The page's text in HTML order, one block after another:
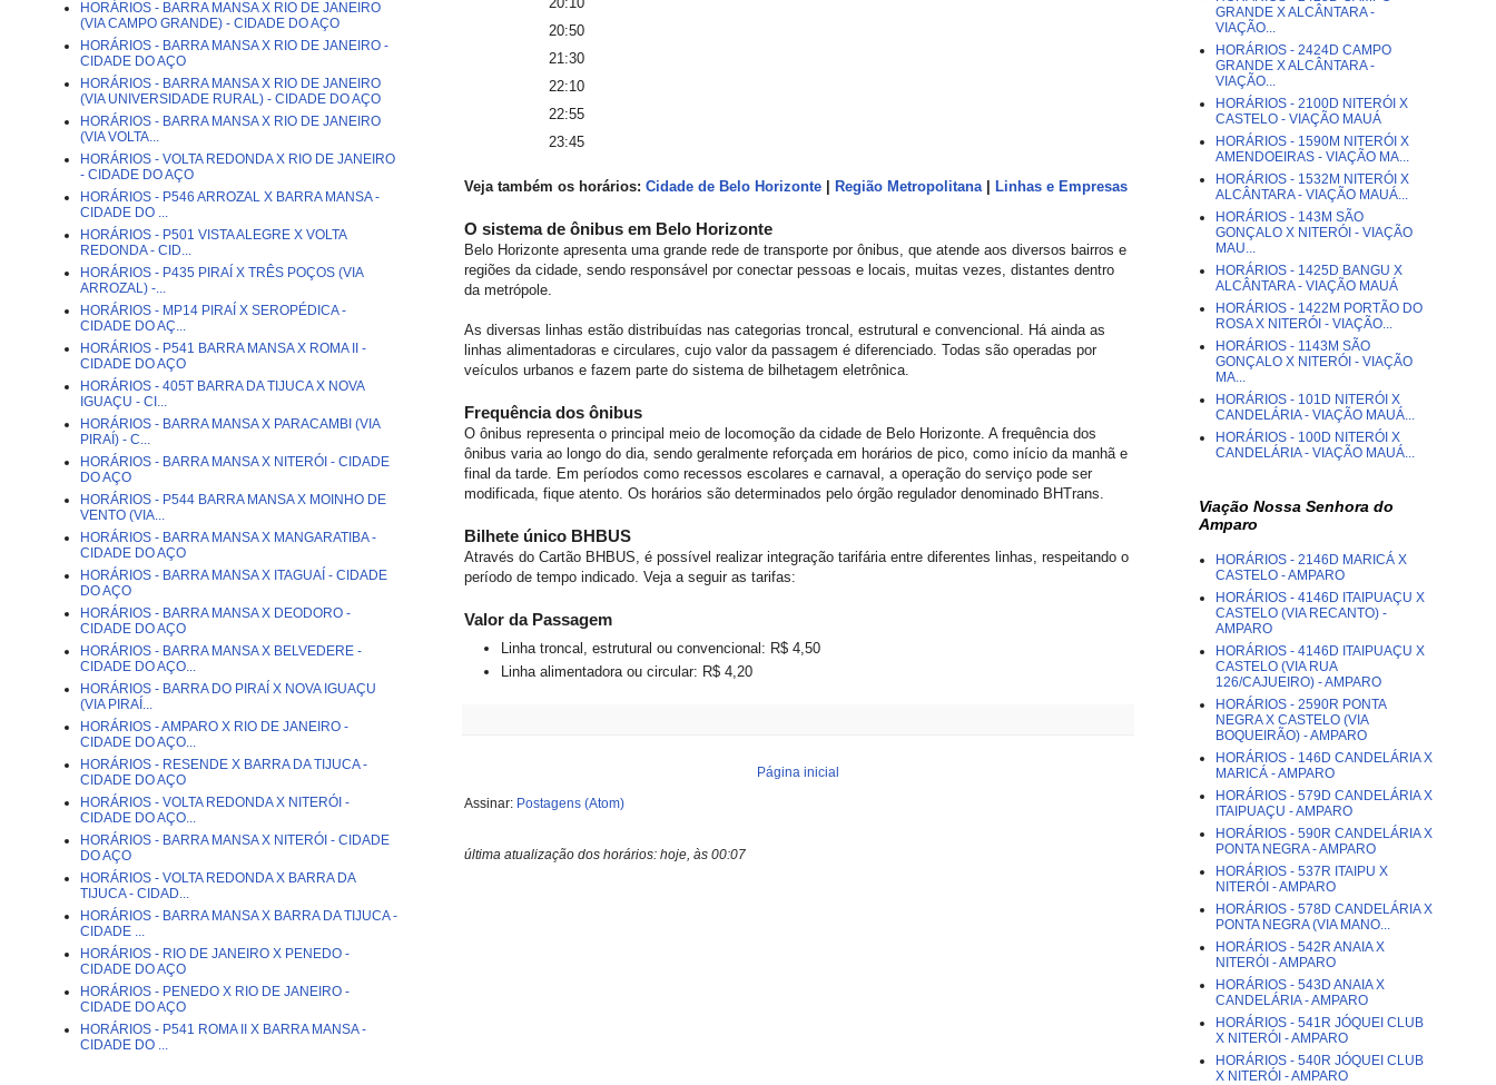
20:50
21:30
22:10
22:55
23:45
Veja também os horários: Cidade de Belo Horizonte Região Metropolitana| Linhas e Empresas
O sistema de ônibus em Belo Horizonte
Belo Horizonte apresenta uma grande rede de transporte por ônibus, que atende aos diversos bairros e
regiões da cidade, sendo responsável por conectar pessoas e locais, muitas vezes, distantes dentro
da metrópole.
As diversas linhas estão distribuídas nas categorias troncal, estrutural e convencional. Há ainda as
linhas alimentadoras e circulares, cujo valor da passagem é diferenciado. Todas são operadas por
veículos urbanos e fazem parte do sistema de bilhetagem eletrônica.
Frequência dos ônibus
O ônibus representa o principal meio de locomoção da cidade de Belo Horizonte. A frequência dos
ônibus varia ao longo do dia, sendo geralmente reforçada em horários de pico, como início da manhã e
final da tarde. Em períodos como recessos escolares e carnaval, a operação do serviço pode ser
modificada, fique atento. Os horários são determinados pelo órgão regulador denominado BHTrans.
Bilhete único BHBUS
Através do Cartão BHBUS, é possível realizar integração tarifária entre diferentes linhas, respeitando o
período de tempo indicado. Veja a seguir as tarifas:
Valor da Passagem
Linha troncal, estrutural ou convencional: R$ 4,50
Linha alimentadora ou circular: R$ 4,20
Página inicial
Assinar: Postagens (Atom)
última atualização dos horários: hoje, às 00:07
HORÁRIOS - BARRA MANSA X RIO DE JANEIRO
(VIA CAMPO GRANDE) - CIDADE DO AÇO
HORÁRIOS - BARRA MANSA X RIO DE JANEIRO -
CIDADE DO AÇO
HORÁRIOS - BARRA MANSA X RIO DE JANEIRO
(VIA UNIVERSIDADE RURAL) - CIDADE DO AÇO
HORÁRIOS - BARRA MANSA X RIO DE JANEIRO
(VIA VOLTA...
HORÁRIOS - VOLTA REDONDA X RIO DE JANEIRO
- CIDADE DO AÇO
HORÁRIOS - P546 ARROZAL X BARRA MANSA -
CIDADE DO ...
HORÁRIOS - P501 VISTA ALEGRE X VOLTA
REDONDA - CID...
HORÁRIOS - P435 PIRAÍ X TRÊS POÇOS (VIA
ARROZAL) -...
HORÁRIOS - MP14 PIRAÍ X SEROPÉDICA -
CIDADE DO AÇ...
HORÁRIOS - P541 BARRA MANSA X ROMA II -
CIDADE DO AÇO
HORÁRIOS - 405T BARRA DA TIJUCA X NOVA
IGUAÇU - CI...
HORÁRIOS - BARRA MANSA X PARACAMBI (VIA
PIRAÍ) - C...
HORÁRIOS - BARRA MANSA X NITERÓI - CIDADE
DO AÇO
HORÁRIOS - P544 BARRA MANSA X MOINHO DE
VENTO (VIA...
HORÁRIOS - BARRA MANSA X MANGARATIBA -
CIDADE DO AÇO
HORÁRIOS - BARRA MANSA X ITAGUAÍ - CIDADE
DO AÇO
HORÁRIOS - BARRA MANSA X DEODORO -
CIDADE DO AÇO
HORÁRIOS - BARRA MANSA X BELVEDERE -
CIDADE DO AÇO...
HORÁRIOS - BARRA DO PIRAÍ X NOVA IGUAÇU
(VIA PIRAÍ...
HORÁRIOS - AMPARO X RIO DE JANEIRO -
CIDADE DO AÇO...
HORÁRIOS - RESENDE X BARRA DA TIJUCA -
CIDADE DO AÇO
HORÁRIOS - VOLTA REDONDA X NITERÓI -
CIDADE DO AÇO...
HORÁRIOS - BARRA MANSA X NITERÓI - CIDADE
DO AÇO
HORÁRIOS - VOLTA REDONDA X BARRA DA
TIJUCA - CIDAD...
HORÁRIOS - BARRA MANSA X BARRA DA TIJUCA -
CIDADE ...
HORÁRIOS - RIO DE JANEIRO X PENEDO -
CIDADE DO AÇO
HORÁRIOS - PENEDO X RIO DE JANEIRO -
CIDADE DO AÇO
HORÁRIOS - P541 ROMA II X BARRA MANSA -
CIDADE DO ...
GRANDE X ALCÂNTARA -
VIAÇÃO...
HORÁRIOS - 2424D CAMPO
GRANDE X ALCÂNTARA -
VIAÇÃO...
HORÁRIOS - 2100D NITERÓI X
CASTELO - VIAÇÃO MAUÁ
HORÁRIOS - 1590M NITERÓI X
AMENDOEIRAS - VIAÇÃO MA...
HORÁRIOS - 1532M NITERÓI X
ALCÂNTARA - VIAÇÃO MAUÁ...
HORÁRIOS - 143M SÃO
GONÇALO X NITERÓI - VIAÇÃO
MAU...
HORÁRIOS - 1425D BANGU X
ALCÂNTARA - VIAÇÃO MAUÁ
HORÁRIOS - 1422M PORTÃO DO
ROSA X NITERÓI - VIAÇÃO...
HORÁRIOS - 1143M SÃO
GONÇALO X NITERÓI - VIAÇÃO
MA...
HORÁRIOS - 101D NITERÓI X
CANDELÁRIA - VIAÇÃO MAUÁ...
HORÁRIOS - 100D NITERÓI X
CANDELÁRIA - VIAÇÃO MAUÁ...
Viação Nossa Senhora do
Amparo
HORÁRIOS - 2146D MARICÁ X
CASTELO - AMPARO
HORÁRIOS - 4146D ITAIPUAÇU X
CASTELO (VIA RECANTO) -
AMPARO
HORÁRIOS - 4146D ITAIPUAÇU X
CASTELO (VIA RUA
126/CAJUEIRO) - AMPARO
HORÁRIOS - 2590R PONTA
NEGRA X CASTELO (VIA
BOQUEIRÃO) - AMPARO
HORÁRIOS - 146D CANDELÁRIA X
MARICÁ - AMPARO
HORÁRIOS - 579D CANDELÁRIA X
ITAIPUAÇU - AMPARO
HORÁRIOS - 590R CANDELÁRIA X
PONTA NEGRA - AMPARO
HORÁRIOS - 537R ITAIPU X
NITERÓI - AMPARO
HORÁRIOS - 578D CANDELÁRIA X
PONTA NEGRA (VIA MANO...
HORÁRIOS - 542R ANAIA X
NITERÓI - AMPARO
HORÁRIOS - 543D ANAIA X
CANDELÁRIA - AMPARO
HORÁRIOS - 541R JÓQUEI CLUB
X NITERÓI - AMPARO
HORÁRIOS - 540R JÓQUEI CLUB
X NITERÓI - AMPARO